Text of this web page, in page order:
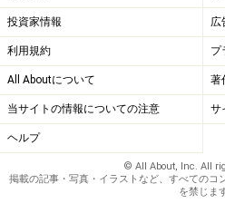
投資家情報 広
利用規約 プ
All Aboutについて 著
当サイトの情報についての注意 サ
ヘルプ
© All About, Inc. All
掲載の記事・写真・イラストなど、すべてのコ
を禁じま